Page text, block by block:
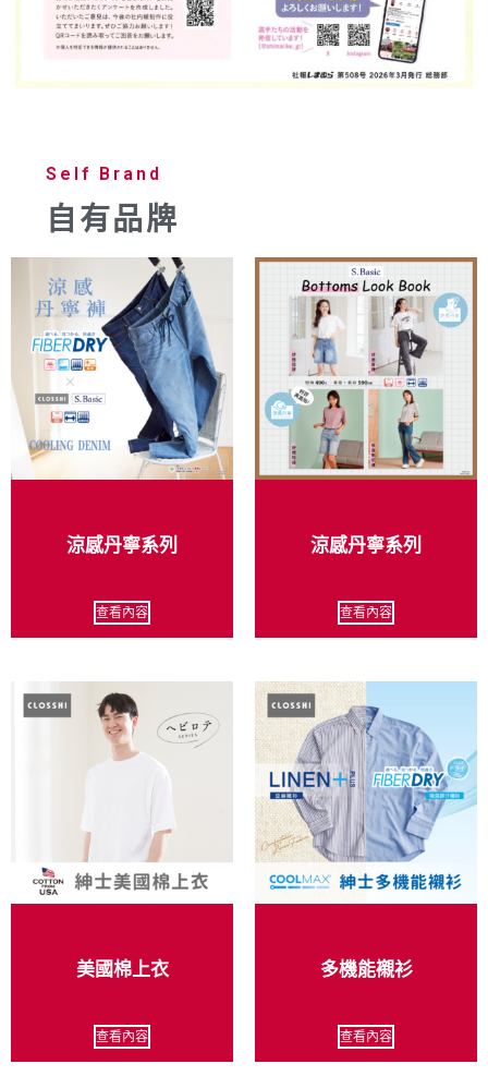
Self Brand
自有品牌
涼感丹寧系列
查看內容
涼感丹寧系列
查看內容
美國棉上衣
查看內容
多機能襯衫
查看內容